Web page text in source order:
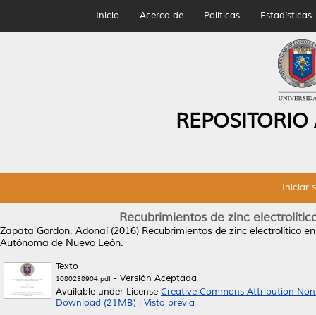
Inicio Acerca de Políticas Estadísticas
Iniciar
Recubrimientos de zinc
Zapata Gordon, Adonaí (2016) Recubrimientos de zinc electrolítico
Autónoma de Nuevo León.
Texto
1080238904.pdf- Versión Aceptada
Available under License Creative Commons Attribution
Download (21MB)
Vista previa